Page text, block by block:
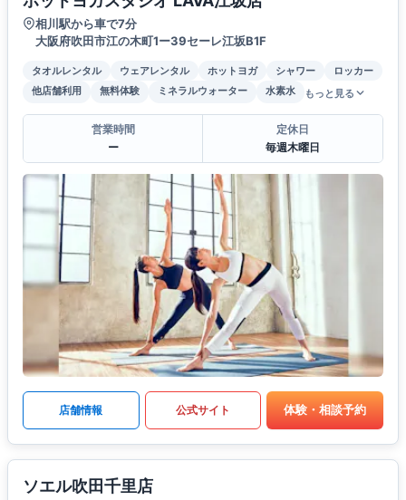
相川駅から車で7分
大阪府吹田市江の木町1ー39セーレ江坂B1F
タオルレンタル ウェアレンタル ホットヨガ シャワー
ロッカー
他店舗利用
無料体験 ミネラルウォーター 水素水 もっと見る
営業時間
ー
定休日
毎週木曜日
店舗情報 公式サイト 体験・相談予約
ソエル吹田千里店